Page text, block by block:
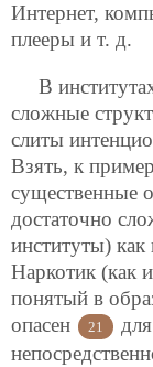
Интернет,
плееры и т. д.
В
сложные
слиты
Взять, к
существенные
достаточно
институты) как
Наркотик (как
понятый в
опасен
21